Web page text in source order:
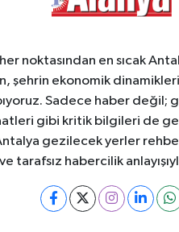
en sıcak
şehrin ekonomik
Sadece haber değil;
gibi kritik bilgileri de
gezilecek yerler
tarafsız habercilik